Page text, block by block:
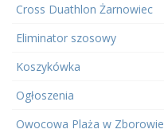
Cross Duathlon Żarnowiec
Eliminator szosowy
Koszykówka
Ogłoszenia
Owocowa Plaża w Zborowie